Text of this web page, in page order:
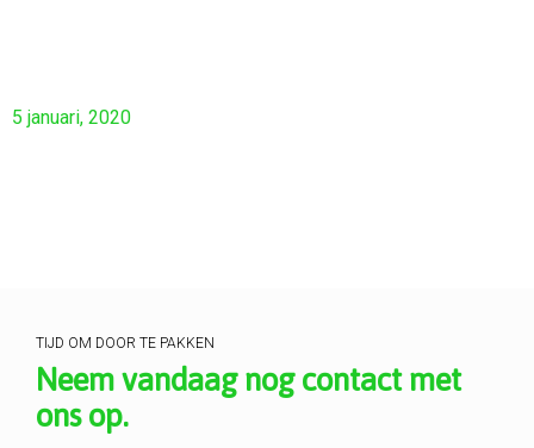
5 januari, 2020
TIJD OM DOOR TE PAKKEN
Neem vandaag nog contact met
ons op.